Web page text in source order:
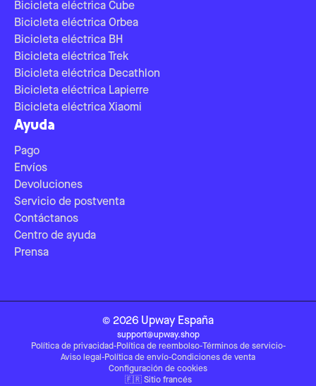
Bicicleta eléctrica Cube
Bicicleta eléctrica Orbea
Bicicleta eléctrica BH
Bicicleta eléctrica Trek
Bicicleta eléctrica Decathlon
Bicicleta eléctrica Lapierre
Bicicleta eléctrica Xiaomi
Ayuda
Pago
Envíos
Devoluciones
Servicio de postventa
Contáctanos
Centro de ayuda
Prensa
© 2026 Upway España
support@upway.shop
Política de privacidad-Política de reembolso-Términos de servicio-
Aviso legal -Política de envío-Condiciones de venta
Configuración de cookies
🇫🇷 Sitio francés